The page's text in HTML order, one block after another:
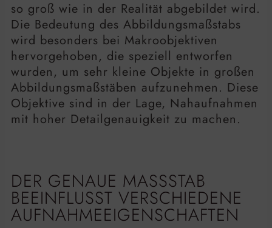
so groß wie in der Realität abgebildet wird.
Die Bedeutung des Abbildungsmaßstabs
wird besonders bei Makroobjektiven
hervorgehoben, die speziell entworfen
wurden, um sehr kleine Objekte in großen
Abbildungsmaßstäben aufzunehmen. Diese
Objektive sind in der Lage, Nahaufnahmen
mit hoher Detailgenauigkeit zu machen.
DER GENAUE MASSSTAB B
EEINFLUSST VERSCHIEDENE A
UFNAHMEEIGENSCHAFTEN